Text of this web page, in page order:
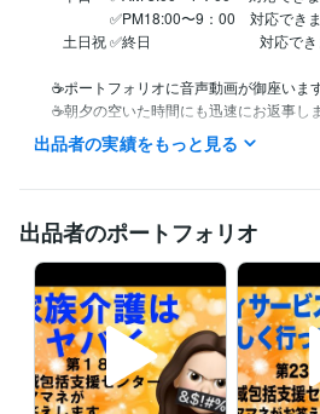
✅PM18:00〜9：00　対応でき
土日祝 ✅終日　　　　　　 　 対応で
     ☕️ブログに介護保険関係のコラムが御座います
〈〈ご相談者様へ〉〉
（２０２３年　６/1）
〈〈お知らせ〉〉
お陰様で、稀にサービスが満枠となってい
連絡を頂きますと、おおよその、待ち日数
ございます
m(_ _)m✨
経験職種
出品者の実績をもっと見る
出品者のポートフォリオ